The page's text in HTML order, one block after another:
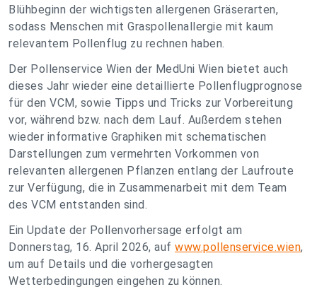
Blühbeginn der wichtigsten allergenen Gräserarten,
sodass Menschen mit Graspollenallergie mit kaum
relevantem Pollenflug zu rechnen haben.
Der Pollenservice Wien der MedUni Wien bietet auch
dieses Jahr wieder eine detaillierte Pollenflugprognose
für den VCM, sowie Tipps und Tricks zur Vorbereitung
vor, während bzw. nach dem Lauf. Außerdem stehen
wieder informative Graphiken mit schematischen
Darstellungen zum vermehrten Vorkommen von
relevanten allergenen Pflanzen entlang der Laufroute
zur Verfügung, die in Zusammenarbeit mit dem Team
des VCM entstanden sind.
Ein Update der Pollenvorhersage erfolgt am
Donnerstag, 16. April 2026, auf www.pollenservice.wien,
um auf Details und die vorhergesagten
Wetterbedingungen eingehen zu können.